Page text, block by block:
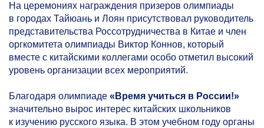
На церемониях награждения призеров олимпиады
в городах Тайюань и Лоян присутствовал руководитель
представительства Россотрудничества в Китае и член
оргкомитета олимпиады Виктор Коннов, который
вместе с китайскими коллегами особо отметил высокий
уровень организации всех мероприятий.
Благодаря олимпиаде «Время учиться в России!»
значительно вырос интерес китайских школьников
к изучению русского языка. В этом учебном году органы